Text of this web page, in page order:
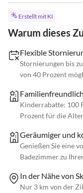
Erstellt mit KI
Warum dieses
Flexible
Stornierungen bis
von 40 Prozent
Kinderrabatte: 100
Prozent für die
Geräumiger und
Genießen Sie eine
Badezimmer zu
In der Nähe von
Nur 3 km von der